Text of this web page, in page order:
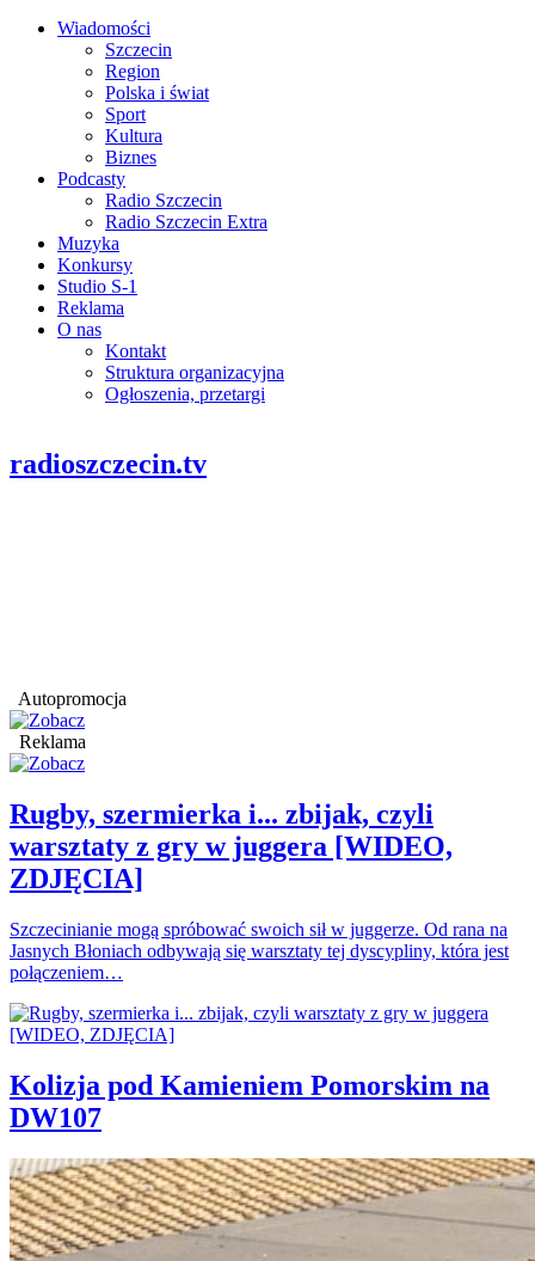
Wiadomości
Szczecin
Region
Polska i świat
Sport
Kultura
Biznes
Podcasty
Radio Szczecin
Radio Szczecin Extra
Muzyka
Konkursy
Studio S-1
Reklama
O nas
Kontakt
Struktura organizacyjna
Ogłoszenia, przetargi
radioszczecin.tv
Autopromocja
Reklama
Rugby, szermierka i... zbijak, czyli
warsztaty z gry w juggera [WIDEO,
ZDJĘCIA]
Szczecinianie mogą spróbować swoich sił w juggerze. Od rana na
Jasnych Błoniach odbywają się warsztaty tej dyscypliny, która jest
połączeniem…
Kolizja pod Kamieniem Pomorskim na
DW107